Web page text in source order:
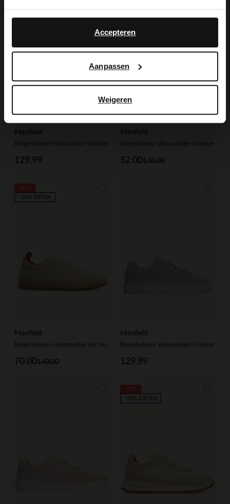
Accepteren
Aanpassen
Weigeren
Manfield
Beigefarbene Veloursleder-Sneaker
129.99
Manfield
Beigefarbene Veloursleder-Sneaker
130.00
52.00
Manfield
140.00
70.00
-10% EXTRA
Manfield
Beigefarbene Veloursleder-Sneaker
129.99
-10% EXTRA
English